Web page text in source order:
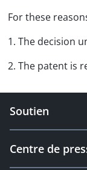
For these
1. The decision
2. The patent is
Soutien
Centre de